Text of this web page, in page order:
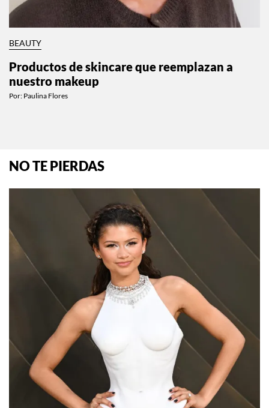
BEAUTY
Productos de skincare que reemplazan a
nuestro makeup
Por: Paulina Flores
NO TE PIERDAS